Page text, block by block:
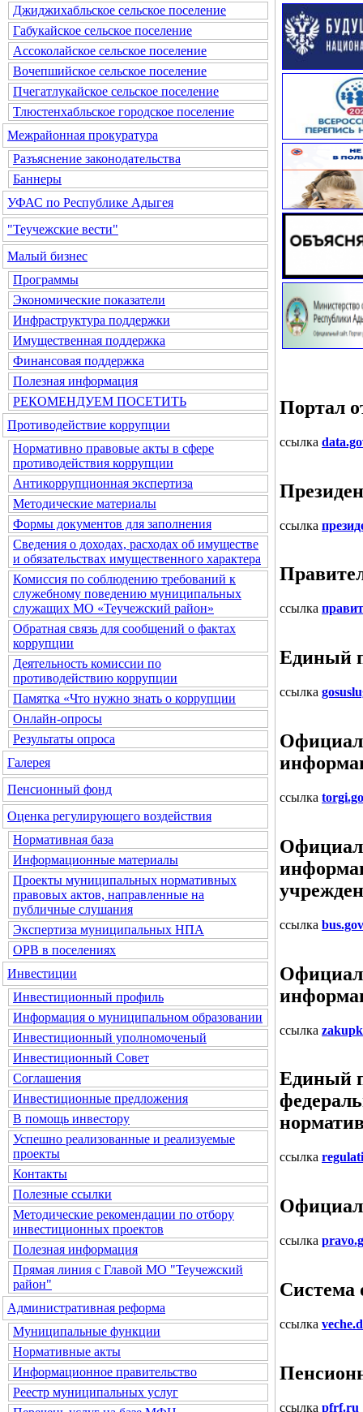
Джиджихабльское сельское поселение
Габукайское сельское поселение
Ассоколайское сельское поселение
Вочепшийское сельское поселение
Пчегатлукайское сельское поселение
Тлюстенхабльское городское поселение
Межрайонная прокуратура
Разъяснение законодательства
Баннеры
УФАС по Республике Адыгея
"Теучежские вести"
Малый бизнес
Программы
Экономические показатели
Инфраструктура поддержки
Имущественная поддержка
Финансовая поддержка
Полезная информация
РЕКОМЕНДУЕМ ПОСЕТИТЬ
Противодействие коррупции
Нормативно правовые акты в сфере
противодействия коррупции
Антикоррупционная экспертиза
Методические материалы
Формы документов для заполнения
Сведения о доходах, расходах об имуществе
и обязательствах имущественного характера
Комиссия по соблюдению требований к
служебному поведению муниципальных
служащих МО «Теучежский район»
Обратная связь для сообщений о фактах
коррупции
Деятельность комиссии по
противодействию коррупции
Памятка «Что нужно знать о коррупции
Онлайн-опросы
Результаты опроса
Галерея
Пенсионный фонд
Оценка регулирующего воздействия
Нормативная база
Информационные материалы
Проекты муниципальных нормативных
правовых актов, направленные на
публичные слушания
Экспертиза муниципальных НПА
ОРВ в поселениях
Инвестиции
Инвестиционный профиль
Информация о муниципальном образовании
Инвестиционный уполномоченый
Инвестиционный Совет
Соглашения
Инвестиционные предложения
В помощь инвестору
Успешно реализованные и реализуемые
проекты
Контакты
Полезные ссылки
Методические рекомендации по отбору
инвестиционных проектов
Полезная информация
Прямая линия с Главой МО "Теучежский
район"
Административная реформа
Муниципальные функции
Нормативные акты
Информационное правительство
Реестр муниципальных услуг
Портал
ссылка
ссылка
ссылка
Единый
ссылка
ссылка
ссылка
ссылка
Единый
ссылка
ссылка
Система
ссылка
ссылка pfrf.ru